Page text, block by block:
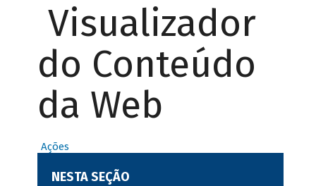
Visualizador
do Conteúdo
da Web
Ações
NESTA SEÇÃO